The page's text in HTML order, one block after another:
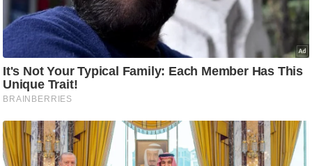
त्रा
रि
ले
श
न
शि
प
रा
ज